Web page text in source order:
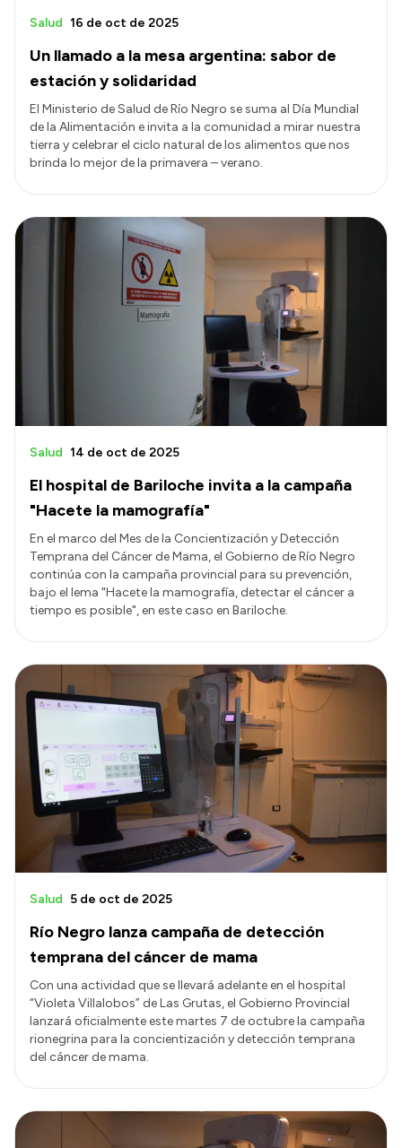
Un llamado a la mesa argentina: sabor de
estación y solidaridad
Salud 16 de oct de 2025
El Ministerio de Salud de Río Negro se suma al Día Mundial
de la Alimentación e invita a la comunidad a mirar nuestra
tierra y celebrar el ciclo natural de los alimentos que nos
brinda lo mejor de la primavera – verano.
El hospital de Bariloche invita a la campaña
"Hacete la mamografía"
Salud 14 de oct de 2025
En el marco del Mes de la Concientización y Detección
Temprana del Cáncer de Mama, el Gobierno de Río Negro
continúa con la campaña provincial para su prevención,
bajo el lema "Hacete la mamografía, detectar el cáncer a
tiempo es posible", en este caso en Bariloche.
Río Negro lanza campaña de detección
temprana del cáncer de mama
Salud 5 de oct de 2025
Con una actividad que se llevará adelante en el hospital
“Violeta Villalobos” de Las Grutas, el Gobierno Provincial
lanzará oficialmente este martes 7 de octubre la campaña
rionegrina para la concientización y detección temprana
del cáncer de mama.